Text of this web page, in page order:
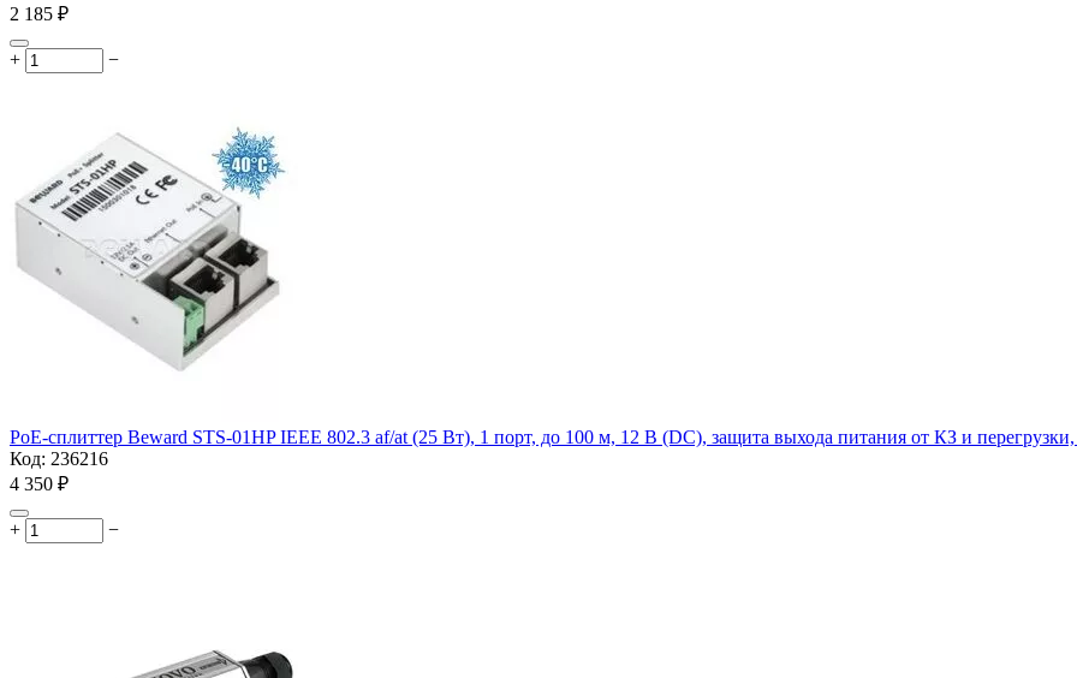
2 185 ₽
+ −
PoE-сплиттер Beward STS-01HP IEEE 802.3 af/at (25 Вт), 1 порт, до 100 м, 12 В (DC), защита выхода питания от КЗ и перегрузки,
Код: 236216
4 350 ₽
+ −